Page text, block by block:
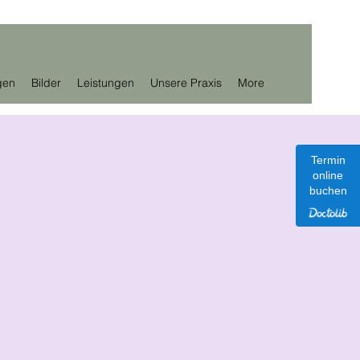
Bilder Leistungen Unsere Praxis More
Termin
online
buchen